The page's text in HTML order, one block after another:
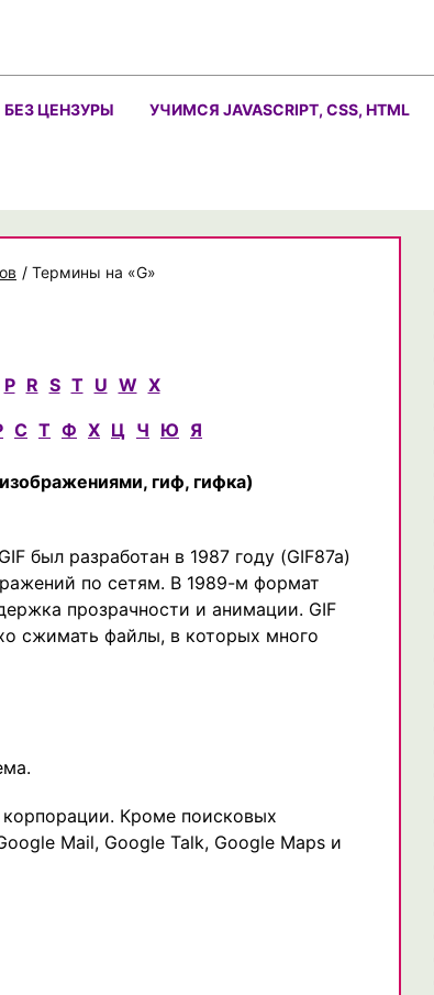
БЕЗ ЦЕНЗУРЫ УЧИМСЯ JAVASCRIPT, CSS, HTML
/ Термины на «G»
P R S T U W X
С Т Ф Х Ц Ч Ю Я
гиф, гифка)
был разработан в 1987 году (GIF87a)
по сетям. В 1989-м формат
прозрачности и анимации. GIF
сжимать файлы, в которых много
Кроме поисковых
Mail, Google Talk, Google Maps и